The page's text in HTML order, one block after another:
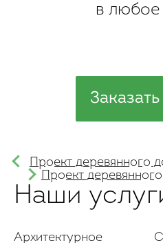
в любое
Проект деревянного
Проект
Наши
Архитектурное